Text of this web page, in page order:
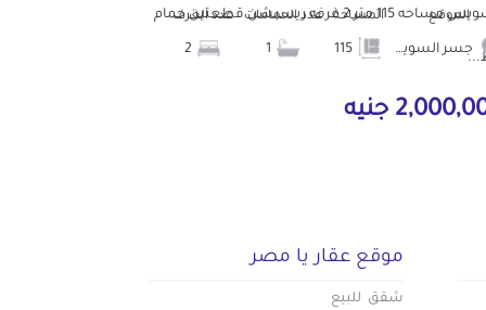
السويس مساحه 115 متر 2 غرفه ريسبشن قطعتين حمام الموقع
جسر السويس
المساحة عدد الحمامات عدد الغرف
جنيه
موقع عقار يا مصر
شقق للبيع